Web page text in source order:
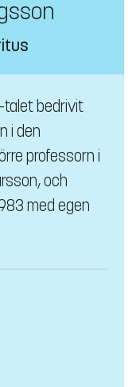
talet bedrivit
i den
professorn i
och
med egen